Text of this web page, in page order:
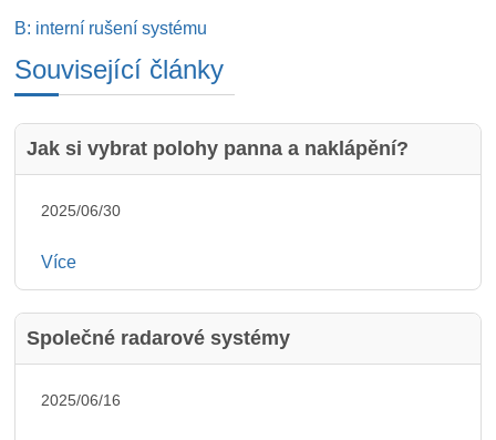
B: interní rušení systému
Související články
Jak si vybrat polohy panna a naklápění?
2025/06/30
Více
Společné radarové systémy
2025/06/16